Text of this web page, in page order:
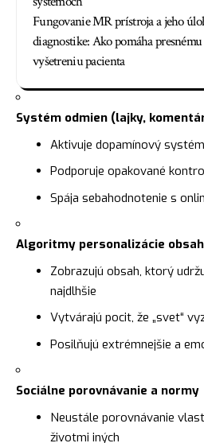
Fungovanie MR prístroja a jeho
diagnostike: Ako pomáha presnému
vyšetreniu pacienta
Systém odmien (lajky,
Aktivuje dopamínový
Podporuje opakované
Spája sebahodnotenie s
Algoritmy personalizácie
Zobrazujú obsah, ktorý
najdlhšie
Vytvárajú pocit, že „svet“
Posilňujú extrémnejšie a
Sociálne porovnávanie a normy
Neustále porovnávanie
životmi iných